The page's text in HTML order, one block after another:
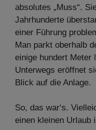
absolutes „Muss“.
Jahrhunderte
einer Führung
Man parkt oberhalb
einige hundert Meter
Unterwegs eröffnet
Blick auf die Anlage.
So, das war‘s.
einen kleinen Urlaub